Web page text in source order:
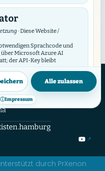
Gemeinden und
Hamburg K.d.ö.R.
durch PrXenon
· Diese Website /
Sprachcode und
Microsoft Azure AI
der API-Key bleibt
Datenschutzinfos
Website
erst nach Zustimmung und
DSGVO/DSO-Modul.
Alle zulassen
ⓘImpressum